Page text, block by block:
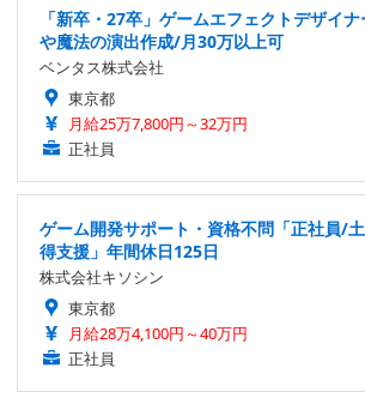
「新卒・27卒」ゲームエフェクトデザイ
や魔法の演出作成/月30万以上可
ベンタス株式会社
東京都
月給25万7,800円～32万円
正社員
ゲーム開発サポート・資格不問「正社員/
得支援」年間休日125日
株式会社キソシン
東京都
月給28万4,100円～40万円
正社員